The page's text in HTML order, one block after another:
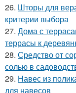
26. Шторы для
критерии выбора
27. Дома с
террасы к
28. Средство от
солью в
29. Навес из
для навесов